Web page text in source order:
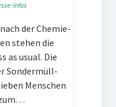
Infos
der Chemie-
stehen die
as usual. Die
Sondermüll-
Menschen